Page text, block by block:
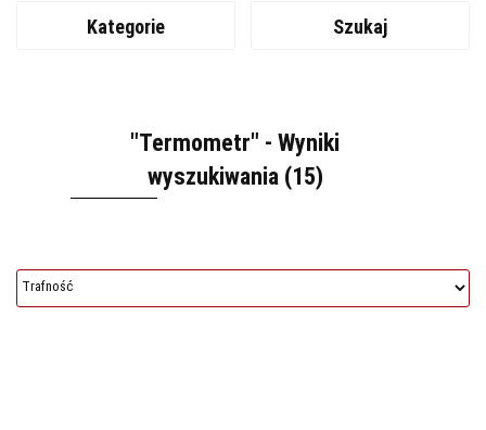
Kategorie Szukaj
"Termometr" - Wyniki
wyszukiwania (15)